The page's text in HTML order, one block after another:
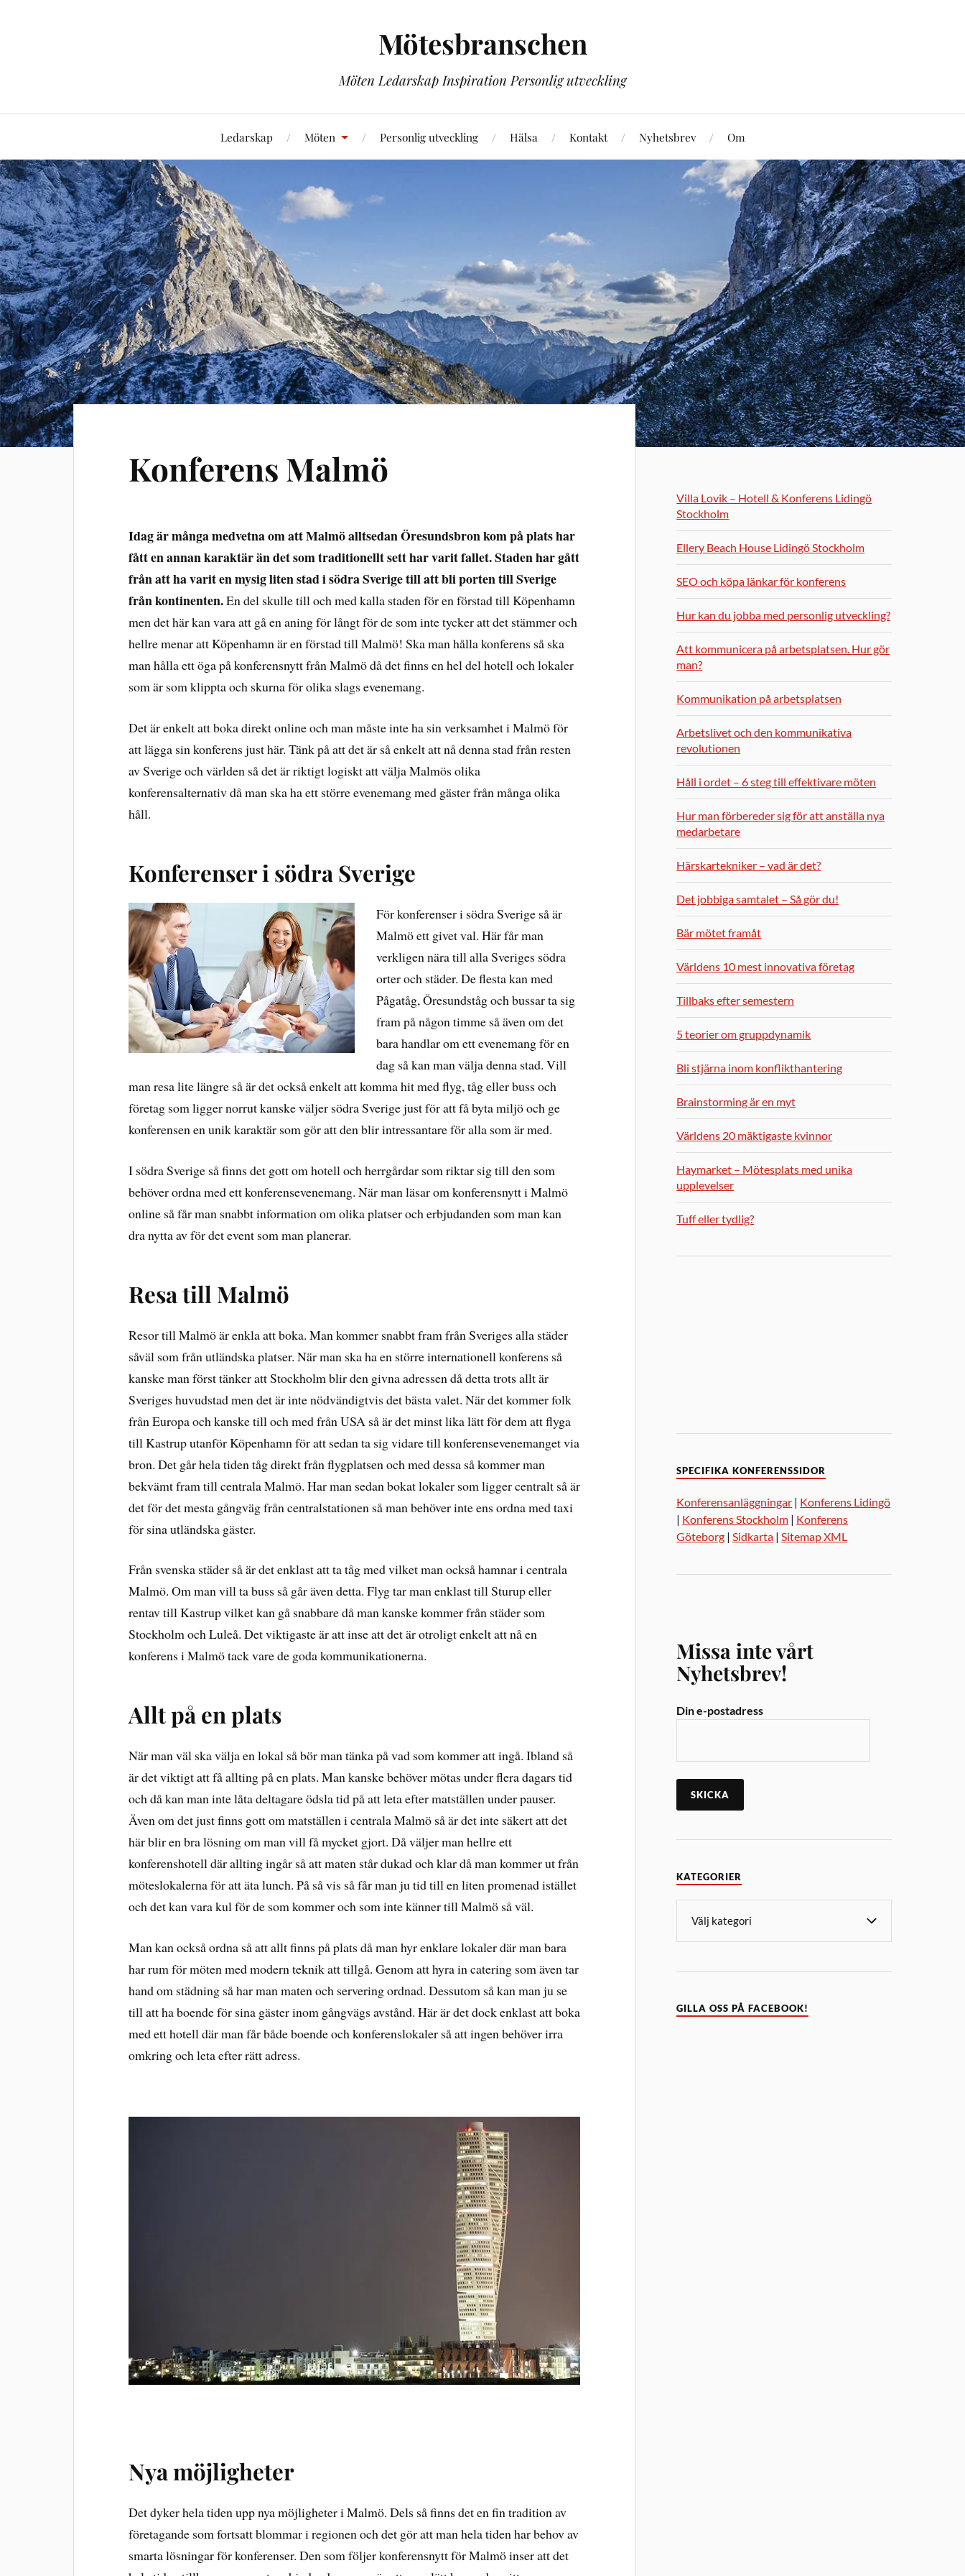
Mötesbranschen
Möten Ledarskap Inspiration Personlig utveckling
Ledarskap Möten Personlig utveckling Hälsa Kontakt Nyhetsbrev Om
Konferens Malmö
Idag är många medvetna om att Malmö alltsedan Öresundsbron kom på plats har
fått en annan karaktär än det som traditionellt sett har varit fallet. Staden har gått
från att ha varit en mysig liten stad i södra Sverige till att bli porten till Sverige
från kontinenten.En del skulle till och med kalla staden för en förstad till Köpenhamn
men det här kan vara att gå en aning för långt för de som inte tycker att det stämmer och
hellre menar att Köpenhamn är en förstad till Malmö! Ska man hålla konferens så ska
man hålla ett öga på konferensnytt från Malmö då det finns en hel del hotell och lokaler
som är som klippta och skurna för olika slags evenemang.
Det är enkelt att boka direkt online och man måste inte ha sin verksamhet i Malmö för
att lägga sin konferens just här. Tänk på att det är så enkelt att nå denna stad från resten
av Sverige och världen så det är riktigt logiskt att välja Malmös olika
konferensalternativ då man ska ha ett större evenemang med gäster från många olika
håll.
Konferenser i södra Sverige
För konferenser i södra Sverige så är
Malmö ett givet val. Här får man
verkligen nära till alla Sveriges södra
orter och städer. De flesta kan med
Pågatåg, Öresundståg och bussar ta sig
fram på någon timme så även om det
bara handlar om ett evenemang för en
dag så kan man välja denna stad. Vill
man resa lite längre så är det också enkelt att komma hit med flyg, tåg eller buss och
företag som ligger norrut kanske väljer södra Sverige just för att få byta miljö och ge
konferensen en unik karaktär som gör att den blir intressantare för alla som är med.
I södra Sverige så finns det gott om hotell och herrgårdar som riktar sig till den som
behöver ordna med ett konferensevenemang. När man läsar om konferensnytt i Malmö
online så får man snabbt information om olika platser och erbjudanden som man kan
dra nytta av för det event som man planerar.
Resa till Malmö
Resor till Malmö är enkla att boka. Man kommer snabbt fram från Sveriges alla städer
såväl som från utländska platser. När man ska ha en större internationell konferens så
kanske man först tänker att Stockholm blir den givna adressen då detta trots allt är
Sveriges huvudstad men det är inte nödvändigtvis det bästa valet. När det kommer folk
från Europa och kanske till och med från USA så är det minst lika lätt för dem att flyga
till Kastrup utanför Köpenhamn för att sedan ta sig vidare till konferensevenemanget via
bron. Det går hela tiden tåg direkt från flygplatsen och med dessa så kommer man
bekvämt fram till centrala Malmö. Har man sedan bokat lokaler som ligger centralt så är
det för det mesta gångväg från centralstationen så man behöver inte ens ordna med taxi
för sina utländska gäster.
Från svenska städer så är det enklast att ta tåg med vilket man också hamnar i centrala
Malmö. Om man vill ta buss så går även detta. Flyg tar man enklast till Sturup eller
rentav till Kastrup vilket kan gå snabbare då man kanske kommer från städer som
Stockholm och Luleå. Det viktigaste är att inse att det är otroligt enkelt att nå en
konferens i Malmö tack vare de goda kommunikationerna.
Allt på en plats
När man väl ska välja en lokal så bör man tänka på vad som kommer att ingå. Ibland så
är det viktigt att få allting på en plats. Man kanske behöver mötas under flera dagars tid
och då kan man inte låta deltagare ödsla tid på att leta efter matställen under pauser.
Även om det just finns gott om matställen i centrala Malmö så är det inte säkert att det
här blir en bra lösning om man vill få mycket gjort. Då väljer man hellre ett
konferenshotell där allting ingår så att maten står dukad och klar då man kommer ut från
möteslokalerna för att äta lunch. På så vis så får man ju tid till en liten promenad istället
och det kan vara kul för de som kommer och som inte känner till Malmö så väl.
Man kan också ordna så att allt finns på plats då man hyr enklare lokaler där man bara
har rum för möten med modern teknik att tillgå. Genom att hyra in catering som även tar
hand om städning så har man maten och servering ordnad. Dessutom så kan man ju se
till att ha boende för sina gäster inom gångvägs avstånd. Här är det dock enklast att boka
med ett hotell där man får både boende och konferenslokaler så att ingen behöver irra
omkring och leta efter rätt adress.
Nya möjligheter
Det dyker hela tiden upp nya möjligheter i Malmö. Dels så finns det en fin tradition av
företagande som fortsatt blommar i regionen och det gör att man hela tiden har behov av
smarta lösningar för konferenser. Den som följer konferensnytt för Malmö inser att det
Villa Lovik – Hotell & Konferens Lidingö
Stockholm
Ellery Beach House Lidingö Stockholm
SEO och köpa länkar för konferens
Hur kan du jobba med personlig utveckling?
Att kommunicera på arbetsplatsen. Hur gör
man?
Kommunikation på arbetsplatsen
Arbetslivet och den kommunikativa
revolutionen
Håll i ordet – 6 steg till effektivare möten
Hur man förbereder sig för att anställa nya
medarbetare
Härskartekniker – vad är det?
Det jobbiga samtalet – Så gör du!
Bär mötet framåt
Världens 10 mest innovativa företag
Tillbaks efter semestern
5 teorier om gruppdynamik
Bli stjärna inom konflikthantering
Brainstorming är en myt
Världens 20 mäktigaste kvinnor
Haymarket – Mötesplats med unika
upplevelser
Tuff eller tydlig?
SPECIFIKA KONFERENSSIDOR
Konferensanläggningar | Konferens Lidingö
| Konferens Stockholm | Konferens
Göteborg |Sidkarta |Sitemap XML
Missa inte vårt
Nyhetsbrev!
Din e-postadress
KATEGORIER
GILLA OSS PÅ FACEBOOK!